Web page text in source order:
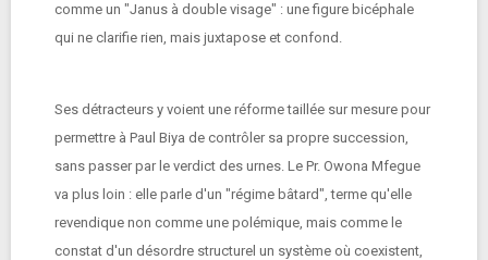
comme un "Janus à double visage" : une figure bicéphale
qui ne clarifie rien, mais juxtapose et confond.
Ses détracteurs y voient une réforme taillée sur mesure pour
permettre à Paul Biya de contrôler sa propre succession,
sans passer par le verdict des urnes. Le Pr. Owona Mfegue
va plus loin : elle parle d'un "régime bâtard", terme qu'elle
revendique non comme une polémique, mais comme le
constat d'un désordre structurel un système où coexistent,